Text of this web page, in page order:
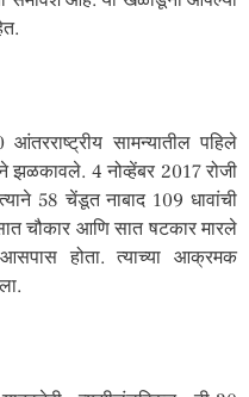
सामन्यातील पहिले
4 नोव्हेंबर 2017 रोजी
58 चेंडूत नाबाद 109 धावांची
चौकार आणि सात षटकार मारले
होता. त्याच्या आक्रमक